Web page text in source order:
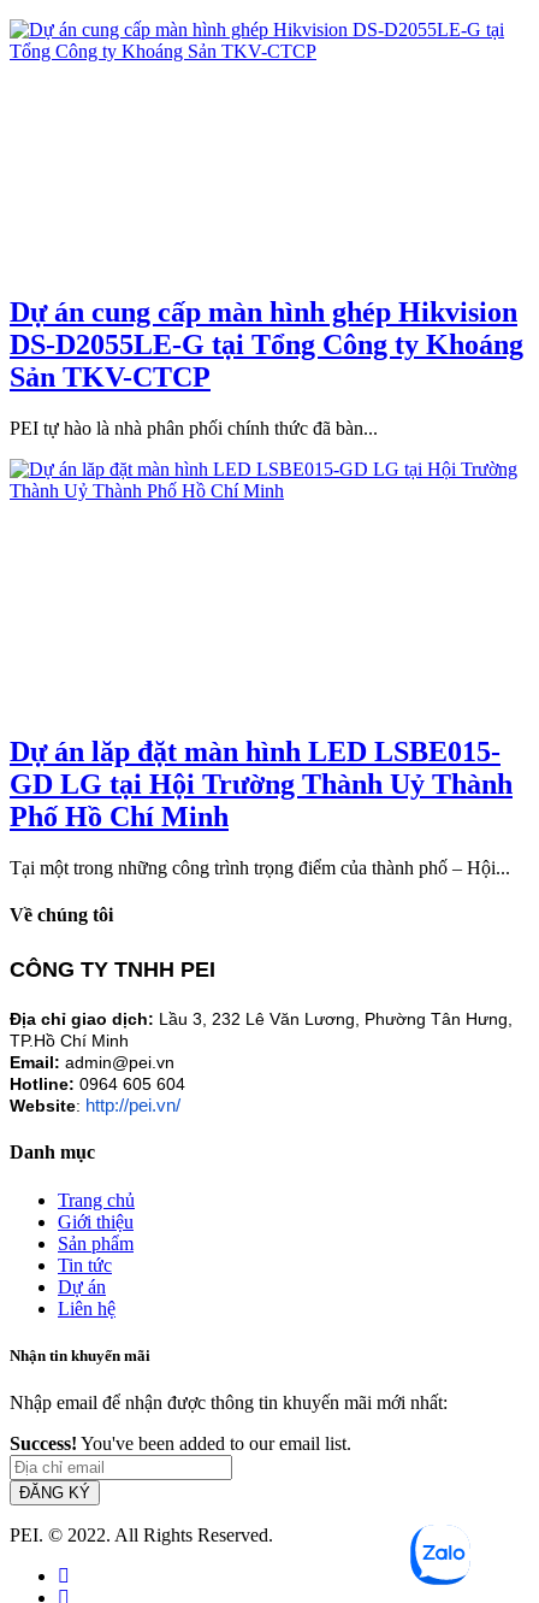
Dự án cung cấp màn hình ghép Hikvision
DS-D2055LE-G tại Tổng Công ty Khoáng
Sản TKV-CTCP
PEI tự hào là nhà phân phối chính thức đã bàn...
Dự án lăp đặt màn hình LED LSBE015-
GD LG tại Hội Trường Thành Uỷ Thành
Phố Hồ Chí Minh
Tại một trong những công trình trọng điểm của thành phố – Hội...
Về chúng tôi
CÔNG TY TNHH PEI
Địa chỉ giao dịch: Lầu 3, 232 Lê Văn Lương, Phường Tân Hưng,
TP.Hồ Chí Minh
Email: admin@pei.vn
Hotline: 0964 605 604
Website: http://pei.vn/
Danh mục
Trang chủ
Giới thiệu
Sản phẩm
Tin tức
Dự án
Liên hệ
Nhận tin khuyến mãi
Nhập email để nhận được thông tin khuyến mãi mới nhất:
Success! You've been added to our email list.
ĐĂNG KÝ
PEI. © 2022. All Rights Reserved.